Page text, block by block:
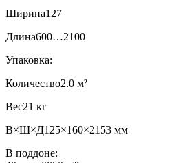
Ширина127
Длина600…2100
Упаковка:
Количество2.0 м²
Вес21 кг
В×Ш×Д125×160×2153 мм
В поддоне: